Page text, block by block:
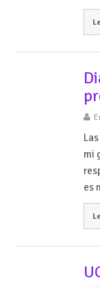
mi
es